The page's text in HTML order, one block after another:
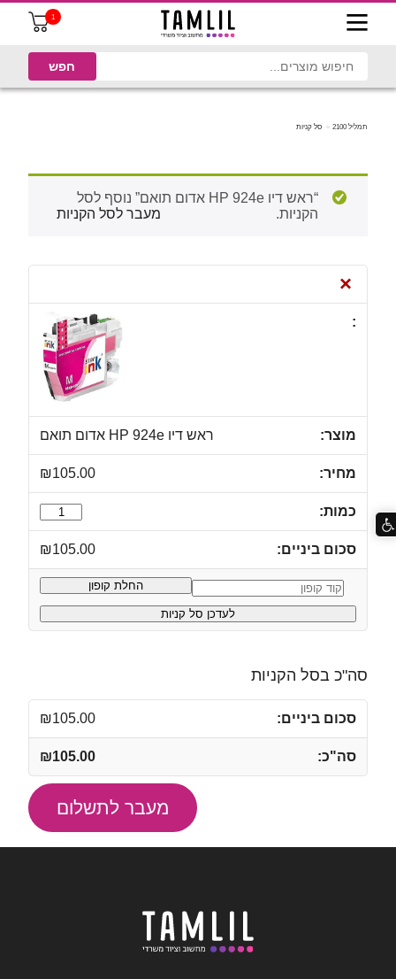
1
תמליל 2100 סל קניות
“ראש דיו HP 924e אדום תואם” נוסף לסל
הקניות.
מעבר לסל הקניות
×
ראש דיו HP 924e אדום תואם
₪105.00
כמות
של
ראש
דיו
HP
₪105.00
קופון: החלת קופון
לעדכן סל קניות
סה"כ בסל הקניות
₪105.00
₪105.00
מעבר לתשלום